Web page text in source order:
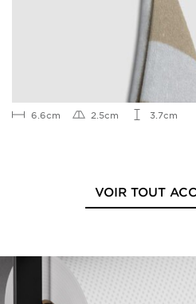
6.6cm 2.5cm 3.7cm
VOIR TOUT